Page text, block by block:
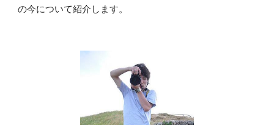
の今について紹介します。